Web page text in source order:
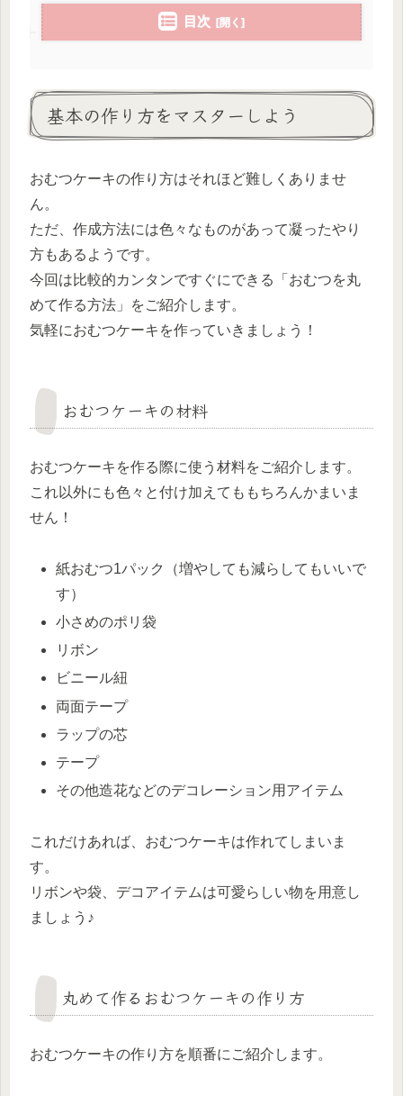
目次
基本の作り方をマスターしよう
おむつケーキの作り方はそれほど難しくありませ
ん。
ただ、作成方法には色々なものがあって凝ったやり
方もあるようです。
今回は比較的カンタンですぐにできる「おむつを丸
めて作る方法」をご紹介します。
気軽におむつケーキを作っていきましょう！
おむつケーキの材料
おむつケーキを作る際に使う材料をご紹介します。
これ以外にも色々と付け加えてももちろんかまいま
せん！
紙おむつ1パック（増やしても減らしてもいいで
す）
小さめのポリ袋
リボン
ビニール紐
両面テープ
ラップの芯
テープ
その他造花などのデコレーション用アイテム
これだけあれば、おむつケーキは作れてしまいま
す。
リボンや袋、デコアイテムは可愛らしい物を用意し
ましょう♪
丸めて作るおむつケーキの作り方
おむつケーキの作り方を順番にご紹介します。